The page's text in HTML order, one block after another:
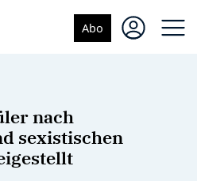
Abo
nach
sexistischen